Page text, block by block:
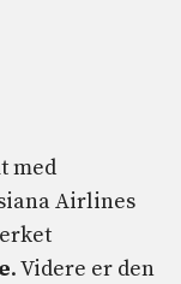
med
Airlines
. Videre er den